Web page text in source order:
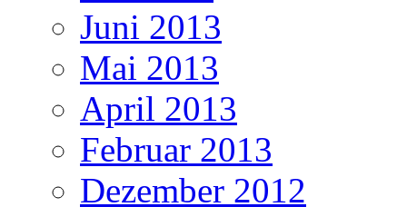
Juni 2013
Mai 2013
April 2013
Februar 2013
Dezember 2012